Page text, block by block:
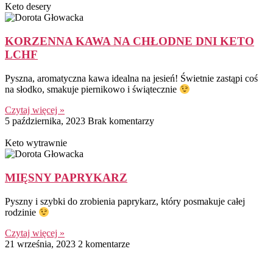
Keto desery
KORZENNA KAWA NA CHŁODNE DNI KETO
LCHF
Pyszna, aromatyczna kawa idealna na jesień! Świetnie zastąpi coś
na słodko, smakuje piernikowo i świątecznie
Czytaj więcej »
5 października, 2023 Brak komentarzy
Keto wytrawnie
MIĘSNY PAPRYKARZ
Pyszny i szybki do zrobienia paprykarz, który posmakuje całej
rodzinie
Czytaj więcej »
21 września, 2023 2 komentarze